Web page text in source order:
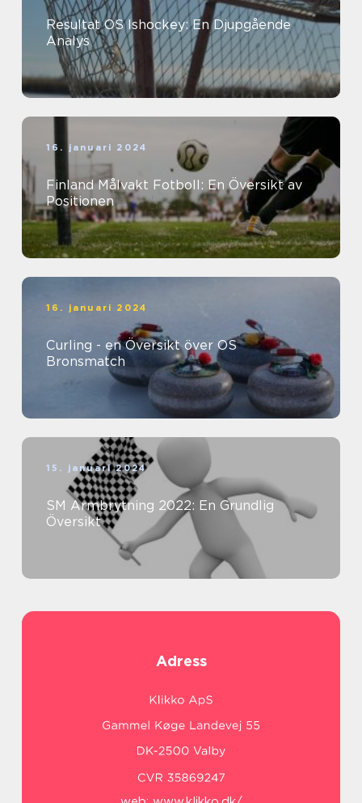
Resultat OS Ishockey: En Djupgående
Analys
16. januari 2024
Finland Målvakt Fotboll: En Översikt av
Positionen
16. januari 2024
Curling - en Översikt över OS
Bronsmatch
15. januari 2024
SM Armbrytning 2022: En Grundlig
Översikt
Adress